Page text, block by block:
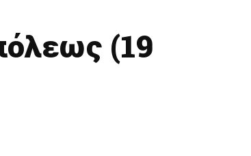
(19